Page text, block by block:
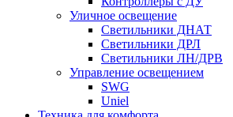
Уличное освещение
Светильники ДНАТ
Светильники ДРЛ
Светильники ЛН/ДРВ
Управление освещением
SWG
Uniel